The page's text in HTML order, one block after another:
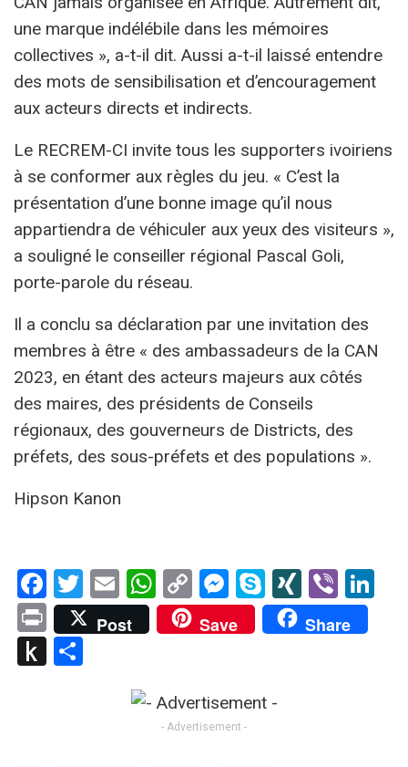
une marque indélébile dans les mémoires
collectives », a-t-il dit. Aussi a-t-il laissé entendre
des mots de sensibilisation et d’encouragement
aux acteurs directs et indirects.
Le RECREM-CI invite tous les supporters ivoiriens
à se conformer aux règles du jeu. « C’est la
présentation d’une bonne image qu’il nous
appartiendra de véhiculer aux yeux des visiteurs »,
a souligné le conseiller régional Pascal Goli,
porte-parole du réseau.
Il a conclu sa déclaration par une invitation des
membres à être « des ambassadeurs de la CAN
2023, en étant des acteurs majeurs aux côtés
des maires, des présidents de Conseils
régionaux, des gouverneurs de Districts, des
préfets, des sous-préfets et des populations ».
Hipson Kanon
Facebook
Twitter
EmailWhatsApp
Copy
Link
Messenger
SkypeXING
Viber
PrintPost Save Share
Push
- Advertisement -